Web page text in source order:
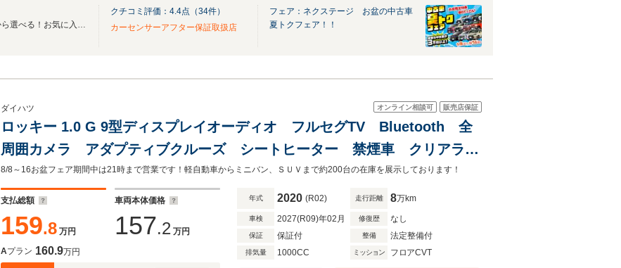
全国のグループ総在庫30,000台から選べる！お気に入りの愛車がきっと見つかります！
クチコミ評価： 4.4点（34件）
カーセンサーアフター保証取扱店
フェア：ネクステージ お盆の中古車
夏トクフェア！！
オンライン相談可 販売店保証
ダイハツ
ロッキー 1.0 G 9型ディスプレイオーディオ フルセグTV Bluetooth 全
周囲カメラ アダプティブクルーズ シートヒーター 禁煙車 クリアラン
スソナー ETC 衝突被害軽減ブレーキ 前ドラレコ LEDオートライト
8/8～16お盆フェア期間中は21時まで営業です！軽自動車からミニバン、ＳＵＶまで約200台の在庫を展示しております！
支払総額
159.8 万円
車両本体価格
157.2 万円
Aプラン 160.9万円
年式 2020 (R02) 走行距離 8万km
車検 2027(R09)年02月 修復歴 なし
保証 保証付 整備 法定整備付
排気量 1000CC ミッション フロアCVT